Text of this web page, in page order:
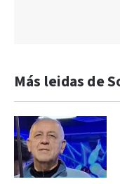
Más leidas de